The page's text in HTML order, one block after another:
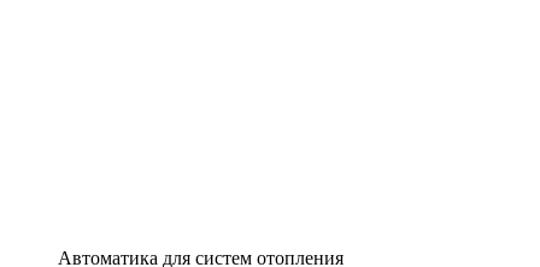
Автоматика для систем отопления